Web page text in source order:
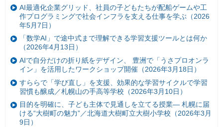
AI最適化企業グリッド、社員の子どもたちが配船ゲームや工
作プログラミングで社会インフラを支える仕事を学ぶ（2026
年5月7日）
「数学AI」で途中式まで理解できる学習支援ツールとは何か
（2026年4月13日）
AIで自分だけの折り紙をデザイン、 豊洲で「うさプロオンラ
イン」を活用したワークショップ開催（2026年3月18日）
すららで「学び直し」を支援、効果的な学習サイクルで学習
習慣も醸成／札幌山の手高等学校（2026年3月10日）
目的を明確に、子ども主体で見通しを立てる授業— 札幌に届
ける“大樹町の魅力”／北海道大樹町立大樹小学校（2026年3月
9日）